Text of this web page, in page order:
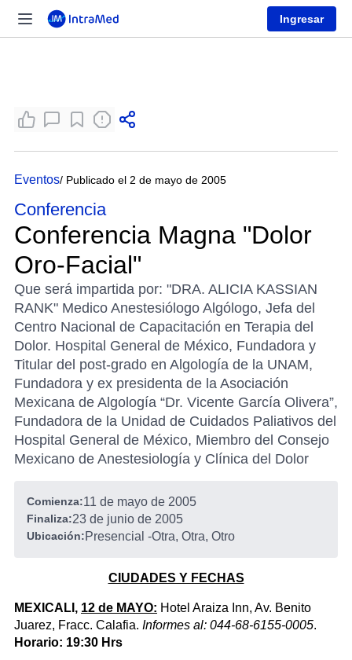
Ingresar
Eventos/ Publicado el 2 de mayo de 2005
Conferencia
Conferencia Magna "Dolor
Oro-Facial"
Que será impartida por: "DRA. ALICIA KASSIAN
RANK" Medico Anestesiólogo Algólogo, Jefa del
Centro Nacional de Capacitación en Terapia del
Dolor. Hospital General de México, Fundadora y
Titular del post-grado en Algología de la UNAM,
Fundadora y ex presidenta de la Asociación
Mexicana de Algología “Dr. Vicente García Olivera”,
Fundadora de la Unidad de Cuidados Paliativos del
Hospital General de México, Miembro del Consejo
Mexicano de Anestesiología y Clínica del Dolor
Comienza:11 de mayo de 2005
Finaliza:23 de junio de 2005
Ubicación:Presencial -Otra, Otra, Otro
CIUDADES Y FECHAS
MEXICALI, 12 de MAYO: Hotel Araiza Inn, Av. Benito
Juarez, Fracc. Calafia. Informes al: 044-68-6155-0005.
Horario: 19:30 Hrs